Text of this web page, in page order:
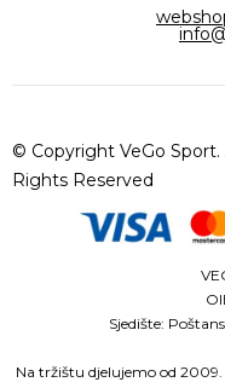
© Copyright VeGo Sport.
Rights Reserved
Sjedište:
Na tržištu djelujemo od